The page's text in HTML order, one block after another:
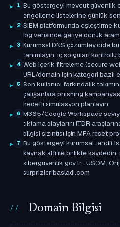
1 Bu göstergeyi mevcut güvenlik
engelleme listelerine günlük
2 SIEM platformunda eşleştirme
log verisinde geriye dönük
3 Kurumsal DNS çözümleyicide
tanımlayın; iç sorguları
4 Web içerik filtreleme (secure
URL/domain için kategori bazlı
5 Son kullanıcı farkındalık
çalışanlara phishing
hedefli simülasyon planlayın.
6 M365/Google Workspace
tıklama olaylarını ITDR
bilgisi sızıntısı için MFA reset
7 Bu göstergeyi kurumsal tehdit
kaynak atfı ile birlikte kaydedin;
siberguvenlik.gov.tr · USOM.
surprizleribasladi.com
Domain Bilgisi